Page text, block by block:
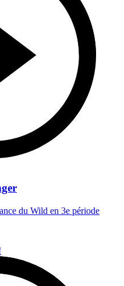
du Wild en 3e période